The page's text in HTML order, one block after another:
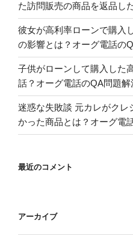
た訪問販売の商品を返品し
彼女が高利率ローンで購入
の影響とは？オーグ電話の
子供がローンして購入した
話？オーグ電話のQA問題解
迷惑な失敗談 元カレがクレ
かった商品とは？オーグ電
最近のコメント
アーカイブ